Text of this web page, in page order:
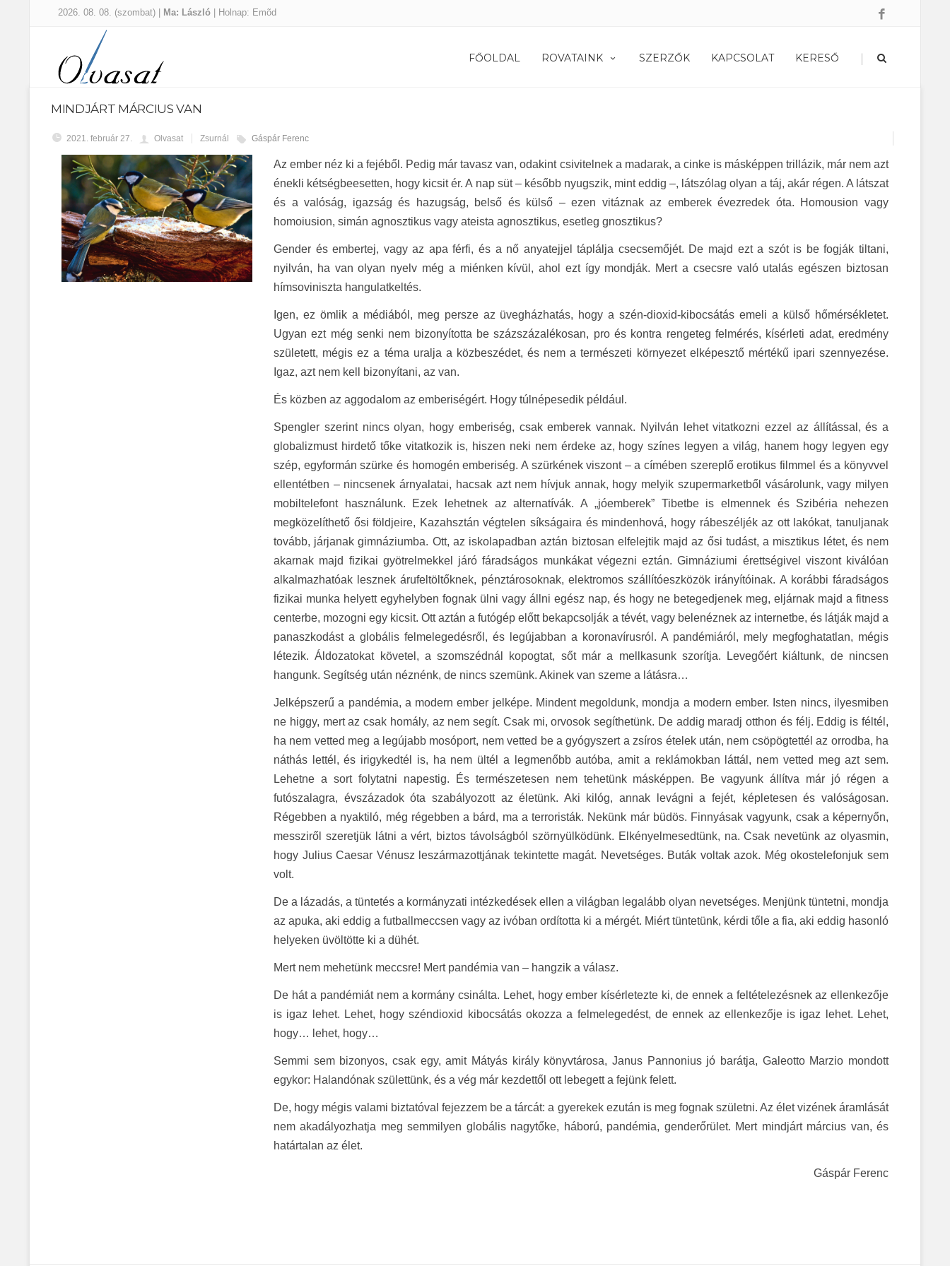
2026. 08. 08. (szombat) | Ma: László | Holnap: Emõd
FŐOLDAL ROVATAINK SZERZŐK KAPCSOLAT KERESŐ |
MINDJÁRT MÁRCIUS VAN
2021. február 27. Olvasat Zsurnál Gáspár Ferenc
Az ember néz ki a fejéből. Pedig már tavasz van, odakint csivitelnek a madarak, a cinke is másképpen trillázik, már nem azt
énekli kétségbeesetten, hogy kicsit ér. A nap süt – később nyugszik, mint eddig –, látszólag olyan a táj, akár régen. A látszat
és a valóság, igazság és hazugság, belső és külső – ezen vitáznak az emberek évezredek óta. Homousion vagy
homoiusion, simán agnosztikus vagy ateista agnosztikus, esetleg gnosztikus?
Gender és embertej, vagy az apa férfi, és a nő anyatejjel táplálja csecsemőjét. De majd ezt a szót is be fogják tiltani,
nyilván, ha van olyan nyelv még a miénken kívül, ahol ezt így mondják. Mert a csecsre való utalás egészen biztosan
hímsoviniszta hangulatkeltés.
Igen, ez ömlik a médiából, meg persze az üvegházhatás, hogy a szén-dioxid-kibocsátás emeli a külső hőmérsékletet.
Ugyan ezt még senki nem bizonyította be százszázalékosan, pro és kontra rengeteg felmérés, kísérleti adat, eredmény
született, mégis ez a téma uralja a közbeszédet, és nem a természeti környezet elképesztő mértékű ipari szennyezése.
Igaz, azt nem kell bizonyítani, az van.
És közben az aggodalom az emberiségért. Hogy túlnépesedik például.
Spengler szerint nincs olyan, hogy emberiség, csak emberek vannak. Nyilván lehet vitatkozni ezzel az állítással, és a
globalizmust hirdető tőke vitatkozik is, hiszen neki nem érdeke az, hogy színes legyen a világ, hanem hogy legyen egy
szép, egyformán szürke és homogén emberiség. A szürkének viszont – a címében szereplő erotikus filmmel és a könyvvel
ellentétben – nincsenek árnyalatai, hacsak azt nem hívjuk annak, hogy melyik szupermarketből vásárolunk, vagy milyen
mobiltelefont használunk. Ezek lehetnek az alternatívák. A „jóemberek” Tibetbe is elmennek és Szibéria nehezen
megközelíthető ősi földjeire, Kazahsztán végtelen síkságaira és mindenhová, hogy rábeszéljék az ott lakókat, tanuljanak
tovább, járjanak gimnáziumba. Ott, az iskolapadban aztán biztosan elfelejtik majd az ősi tudást, a misztikus létet, és nem
akarnak majd fizikai gyötrelmekkel járó fáradságos munkákat végezni eztán. Gimnáziumi érettségivel viszont kiválóan
alkalmazhatóak lesznek árufeltöltőknek, pénztárosoknak, elektromos szállítóeszközök irányítóinak. A korábbi fáradságos
fizikai munka helyett egyhelyben fognak ülni vagy állni egész nap, és hogy ne betegedjenek meg, eljárnak majd a fitness
centerbe, mozogni egy kicsit. Ott aztán a futógép előtt bekapcsolják a tévét, vagy belenéznek az internetbe, és látják majd a
panaszkodást a globális felmelegedésről, és legújabban a koronavírusról. A pandémiáról, mely megfoghatatlan, mégis
létezik. Áldozatokat követel, a szomszédnál kopogtat, sőt már a mellkasunk szorítja. Levegőért kiáltunk, de nincsen
hangunk. Segítség után néznénk, de nincs szemünk. Akinek van szeme a látásra…
Jelképszerű a pandémia, a modern ember jelképe. Mindent megoldunk, mondja a modern ember. Isten nincs, ilyesmiben
ne higgy, mert az csak homály, az nem segít. Csak mi, orvosok segíthetünk. De addig maradj otthon és félj. Eddig is féltél,
ha nem vetted meg a legújabb mosóport, nem vetted be a gyógyszert a zsíros ételek után, nem csöpögtettél az orrodba, ha
náthás lettél, és irigykedtél is, ha nem ültél a legmenőbb autóba, amit a reklámokban láttál, nem vetted meg azt sem.
Lehetne a sort folytatni napestig. És természetesen nem tehetünk másképpen. Be vagyunk állítva már jó régen a
futószalagra, évszázadok óta szabályozott az életünk. Aki kilóg, annak levágni a fejét, képletesen és valóságosan.
Régebben a nyaktiló, még régebben a bárd, ma a terroristák. Nekünk már büdös. Finnyásak vagyunk, csak a képernyőn,
messziről szeretjük látni a vért, biztos távolságból szörnyülködünk. Elkényelmesedtünk, na. Csak nevetünk az olyasmin,
hogy Julius Caesar Vénusz leszármazottjának tekintette magát. Nevetséges. Buták voltak azok. Még okostelefonjuk sem
volt.
De a lázadás, a tüntetés a kormányzati intézkedések ellen a világban legalább olyan nevetséges. Menjünk tüntetni, mondja
az apuka, aki eddig a futballmeccsen vagy az ivóban ordította ki a mérgét. Miért tüntetünk, kérdi tőle a fia, aki eddig hasonló
helyeken üvöltötte ki a dühét.
Mert nem mehetünk meccsre! Mert pandémia van – hangzik a válasz.
De hát a pandémiát nem a kormány csinálta. Lehet, hogy ember kísérletezte ki, de ennek a feltételezésnek az ellenkezője
is igaz lehet. Lehet, hogy széndioxid kibocsátás okozza a felmelegedést, de ennek az ellenkezője is igaz lehet. Lehet,
hogy… lehet, hogy…
Semmi sem bizonyos, csak egy, amit Mátyás király könyvtárosa, Janus Pannonius jó barátja, Galeotto Marzio mondott
egykor: Halandónak születtünk, és a vég már kezdettől ott lebegett a fejünk felett.
De, hogy mégis valami biztatóval fejezzem be a tárcát: a gyerekek ezután is meg fognak születni. Az élet vizének áramlását
nem akadályozhatja meg semmilyen globális nagytőke, háború, pandémia, genderőrület. Mert mindjárt március van, és
határtalan az élet.
Gáspár Ferenc